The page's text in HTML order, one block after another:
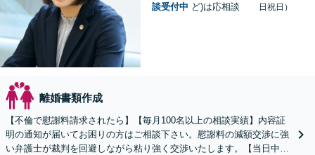
談受付中 ど)は応相談
日祝日）
離婚書類作成
【不倫で慰謝料請求されたら】【毎月100名以上の相談実績】内容証
明の通知が届いてお困りの方はご相談下さい。慰謝料の減額交渉に強
い弁護士が裁判を回避しながら粘り強く交渉いたします。【当日中の